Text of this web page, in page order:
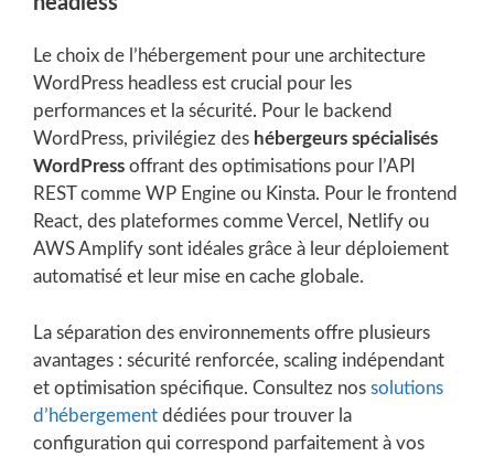
Le choix de l’hébergement pour une architecture
WordPress headless est crucial pour les
performances et la sécurité. Pour le backend
WordPress, privilégiez des hébergeurs spécialisés
WordPress offrant des optimisations pour l’API
REST comme WP Engine ou Kinsta. Pour le frontend
React, des plateformes comme Vercel, Netlify ou
AWS Amplify sont idéales grâce à leur déploiement
automatisé et leur mise en cache globale.
La séparation des environnements offre plusieurs
avantages : sécurité renforcée, scaling indépendant
et optimisation spécifique. Consultez nos solutions
d’hébergement dédiées pour trouver la
configuration qui correspond parfaitement à vos